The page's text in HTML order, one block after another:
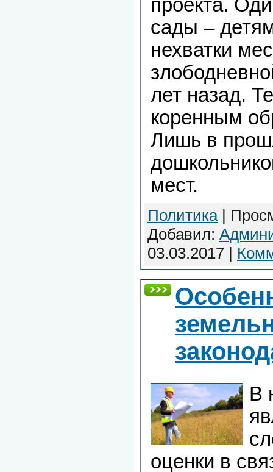
проекта.
сады –
нехватки
лет назад.
коренным
Лишь в
мест.
Политика|
Добавил:
03.03.2017 |
В
оценки в